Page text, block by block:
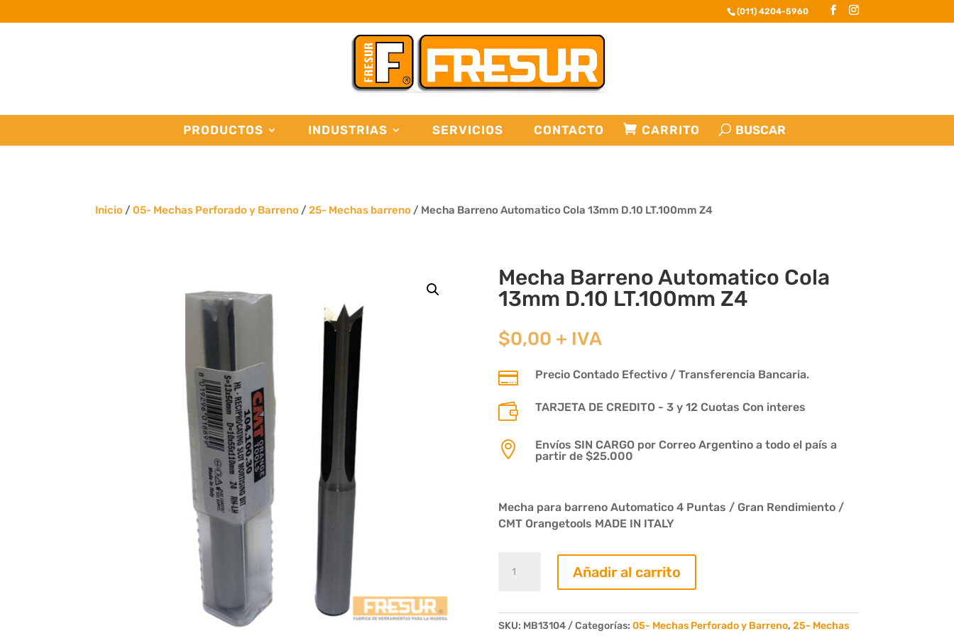
(011) 4204-5960
PRODUCTOS INDUSTRIAS SERVICIOS CONTACTO CARRITO
Inicio /05- Mechas Perforado y Barreno /25- Mechas barreno / Mecha Barreno Automatico Cola 13mm D.10 LT.100mm Z4
Mecha Barreno Automatico Cola
13mm D.10 LT.100mm Z4
$0,00 + IVA
 Precio Contado Efectivo / Transferencia Bancaria.
 TARJETA DE CREDITO - 3 y 12 Cuotas Con interes

Envíos SIN CARGO por Correo Argentino a todo el país a
partir de $25.000
Mecha para barreno Automatico 4 Puntas / Gran Rendimiento /
CMT Orangetools MADE IN ITALY
Barreno
13mm
Añadir al carrito
SKU: MB13104 Categorías: 05- Mechas Perforado y Barreno, 25- Mechas